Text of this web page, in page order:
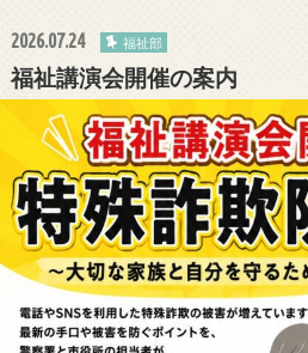
2026.07.24 福祉部
福祉講演会開催の案内